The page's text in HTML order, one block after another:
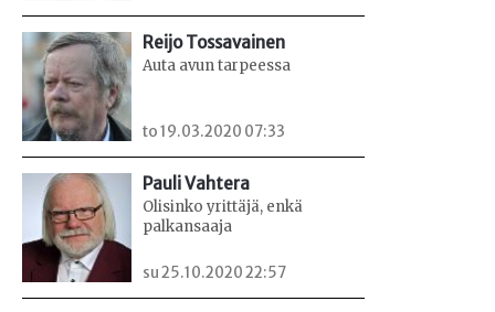
Reijo Tossavainen
Auta avun tarpeessa
to 19.03.2020 07:33
Pauli Vahtera
Olisinko yrittäjä, enkä
palkansaaja
su 25.10.2020 22:57